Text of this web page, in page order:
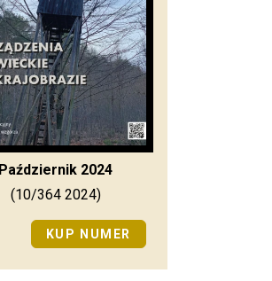
Październik 2024
(10/364 2024)
KUP NUMER